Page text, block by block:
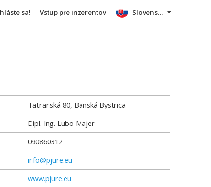
sa! Vstup pre inzerentov Slovensky
Tatranská 80, Banská Bystrica
Dipl. Ing. Lubo Majer
090860312
info@pjure.eu
www.pjure.eu